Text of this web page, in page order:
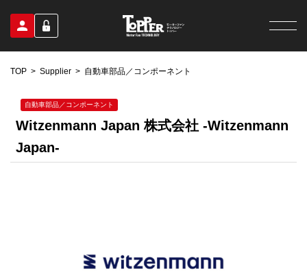
TOP Supplier 自動車部品／コンポーネント
自動車部品／コンポーネント
Witzenmann Japan 株式会社 -Witzenmann
Japan-